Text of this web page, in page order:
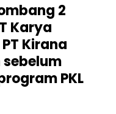
2
Karya
Kirana
PKL